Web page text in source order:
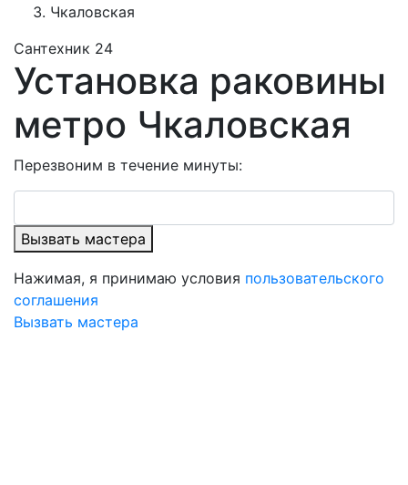
Чкаловская
Сантехник 24
Установка раковины
метро Чкаловская
Перезвоним в течение минуты:
Вызвать мастера
Нажимая, я принимаю условия пользовательского
соглашения
Вызвать мастера